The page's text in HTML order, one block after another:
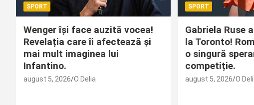
SPORT
Wenger își face auzită vocea!
Revelația care îi afectează și
mai mult imaginea lui
Infantino.
august 5, 2026 O Delia
SPORT
Gabriela Ruse
la Toronto!
o singură
competiție.
august 5, 2026 O